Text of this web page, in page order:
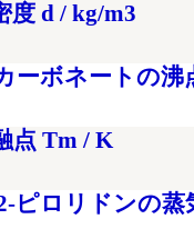
度 d / kg/m3
ーボネートの沸
点 Tm / K
ピロリドンの蒸